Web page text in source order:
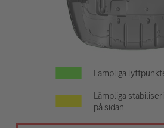
Lämpliga
Lämpliga
på sidan